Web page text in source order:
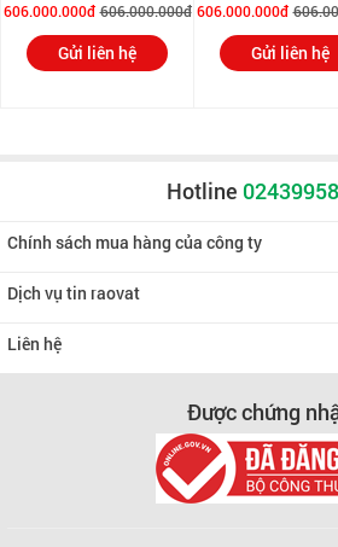
606.000.000đ 606.000.000đ
Gửi liên hệ
606.000.000đ
Gửi liên hệ
Hotline
Chính sách mua hàng của công ty
Dịch vụ tin raovat
Liên hệ
Được chứng